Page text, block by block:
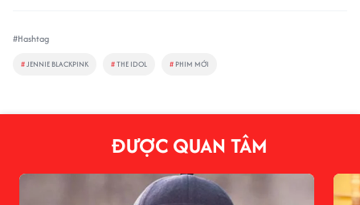
#Hashtag
#JENNIE BLACKPINK #THE IDOL # PHIM MỚI
ĐƯỢC QUAN TÂM